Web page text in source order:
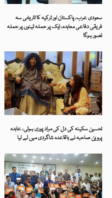
سعودی عرب، پاکستان اور ترکیہ کا تاریخی سہ
فریقی دفاعی معاہدہ، ایک پر حملہ تینوں پر حملہ
تصور ہوگا
تحسین سکینہ کی دل کی مراد پوری ہوئی، عابدہ
پروین صاحبہ نے باقاعدہ شاگردی میں لے لیا